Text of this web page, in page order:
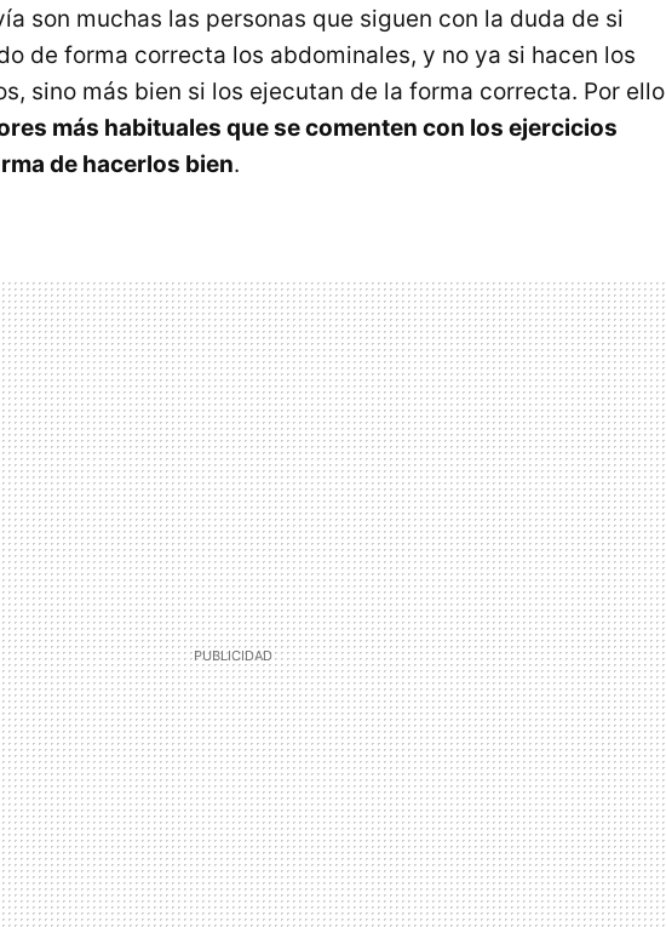
son muchas las personas que siguen con la duda de si
de forma correcta los abdominales, y no ya si hacen los
sino más bien si los ejecutan de la forma correcta. Por ello
más habituales que se comenten con los ejercicios
de hacerlos bien.